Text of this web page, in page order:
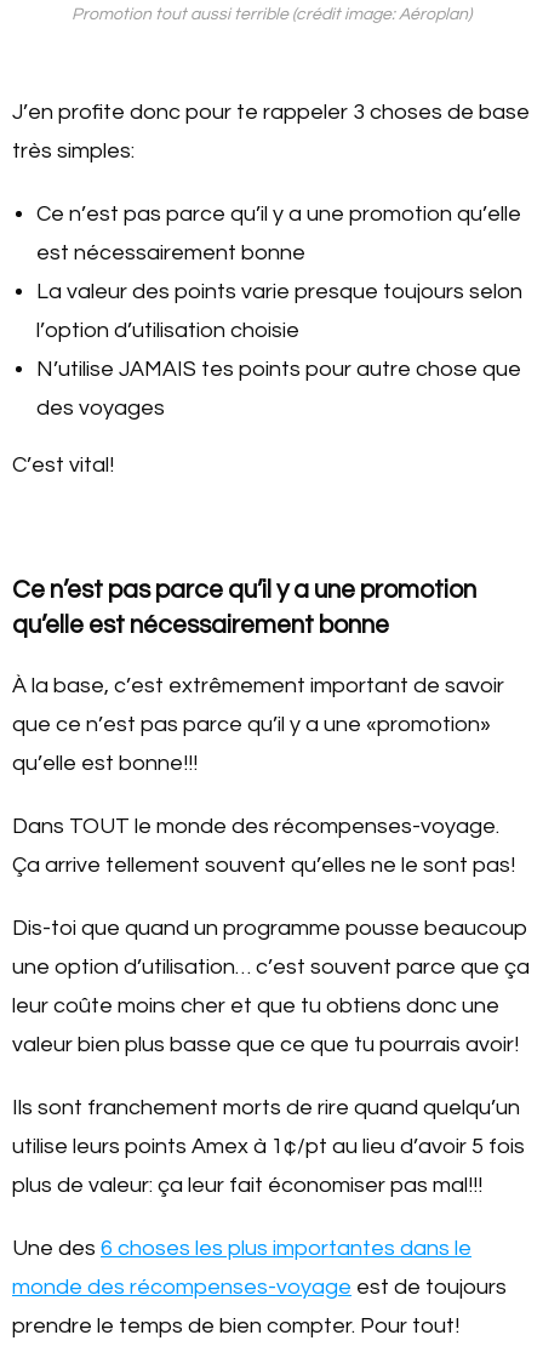
Promotion tout aussi terrible (crédit image: Aéroplan)
J’en profite donc pour te rappeler 3 choses de base
très simples:
Ce n’est pas parce qu’il y a une promotion qu’elle
est nécessairement bonne
La valeur des points varie presque toujours selon
l’option d’utilisation choisie
N’utilise JAMAIS tes points pour autre chose que
des voyages
C’est vital!
Ce n’est pas parce qu’il y a une promotion
qu’elle est nécessairement bonne
À la base, c’est extrêmement important de savoir
que ce n’est pas parce qu’il y a une «promotion»
qu’elle est bonne!!!
Dans TOUT le monde des récompenses-voyage.
Ça arrive tellement souvent qu’elles ne le sont pas!
Dis-toi que quand un programme pousse beaucoup
une option d’utilisation… c’est souvent parce que ça
leur coûte moins cher et que tu obtiens donc une
valeur bien plus basse que ce que tu pourrais avoir!
Ils sont franchement morts de rire quand quelqu’un
utilise leurs points Amex à 1¢/pt au lieu d’avoir 5 fois
plus de valeur: ça leur fait économiser pas mal!!!
Une des 6 choses les plus importantes dans le
monde des récompenses-voyage est de toujours
prendre le temps de bien compter. Pour tout!